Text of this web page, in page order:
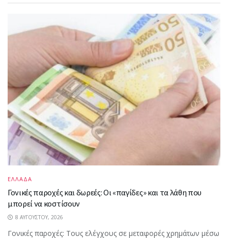
ΕΛΛΑΔΑ
Γονικές παροχές και δωρεές: Οι «παγίδες» και τα λάθη που
μπορεί να κοστίσουν
8 ΑΥΓΟΎΣΤΟΥ, 2026
Γονικές παροχές: Τους ελέγχους σε μεταφορές χρημάτων μέσω